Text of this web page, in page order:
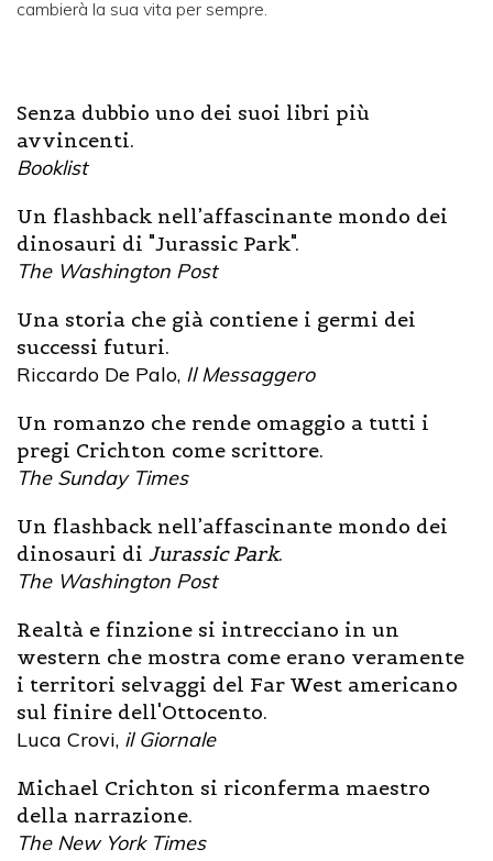
cambierà la sua vita per sempre.
Senza dubbio uno dei suoi libri più
avvincenti.
Booklist
Un flashback nell’affascinante mondo dei
dinosauri di "Jurassic Park".
The Washington Post
Una storia che già contiene i germi dei
successi futuri.
Riccardo De Palo, Il Messaggero
Un romanzo che rende omaggio a tutti i
pregi Crichton come scrittore.
The Sunday Times
Un flashback nell’affascinante mondo dei
dinosauri di Jurassic Park.
The Washington Post
Realtà e finzione si intrecciano in un
western che mostra come erano veramente
i territori selvaggi del Far West americano
sul finire dell'Ottocento.
Luca Crovi, il Giornale
Michael Crichton si riconferma maestro
della narrazione.
The New York Times